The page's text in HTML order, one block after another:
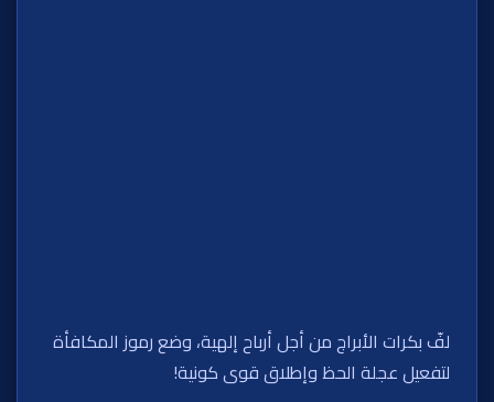
لفّ بكرات الأبراج من أجل أرباح إلهية، وضع رموز المكافأة
لتفعيل عجلة الحظ وإطلاق قوى كونية!